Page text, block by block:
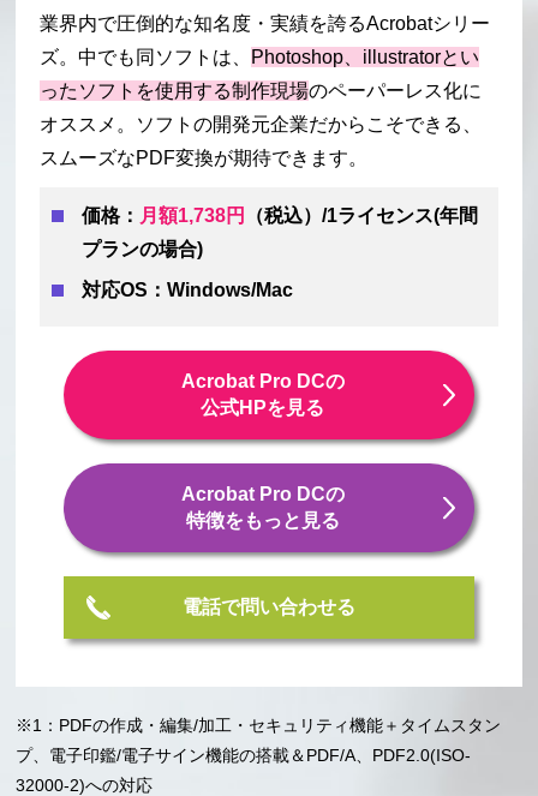
業界内で圧倒的な知名度・実績を誇るAcrobatシリー
ズ。中でも同ソフトは、 Photoshop、illustratorとい
ったソフトを使用する制作現場のペーパーレス化に
オススメ。ソフトの開発元企業だからこそできる、
スムーズなPDF変換が期待できます。
価格： 月額1,738円
（税込）/1ライセンス(年間
プランの場合)
対応OS：Windows/Mac
Acrobat Pro DCの
公式HPを見る
Acrobat Pro DCの
特徴をもっと見る
電話で問い合わせる
※1：PDFの作成・編集/加工・セキュリティ機能＋タイムスタン
プ、電子印鑑/電子サイン機能の搭載＆PDF/A、PDF2.0(ISO-
32000-2)への対応